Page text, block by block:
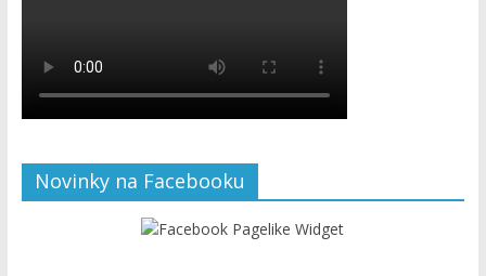
Novinky na Facebooku